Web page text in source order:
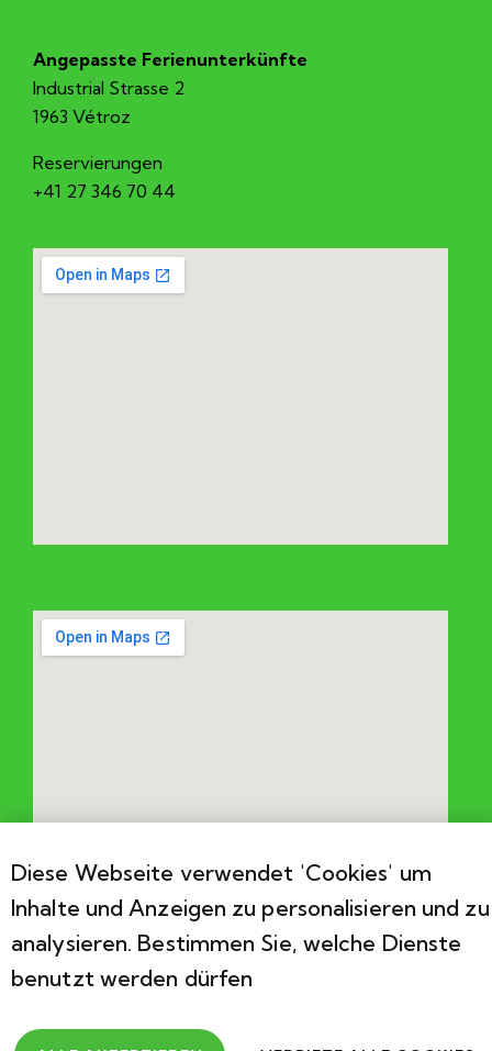
Angepasste Ferienunterkünfte
Industrial Strasse 2
1963 Vétroz
Reservierungen
+41 27 346 70 44
Diese Webseite verwendet 'Cookies' um
Inhalte und Anzeigen zu personalisieren und zu
analysieren. Bestimmen Sie, welche Dienste
benutzt werden dürfen